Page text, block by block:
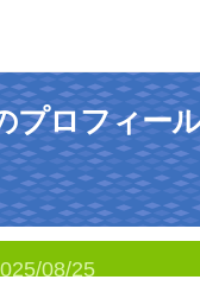
プロフィー
08/25